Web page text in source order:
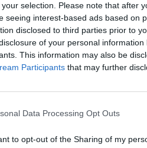
selection. Please note that after
seeing interest-based ads based on
disclosed to third parties prior to
of your personal
This information may also be
Participants that may further
Data Processing Opt Outs
to opt-out of the Sharing of my
Elfelejtette a jelszavát?